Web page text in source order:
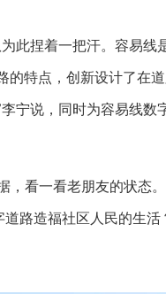
捏着一把汗。容易线
特点，创新设计了在
宁说，同时为容易线
看一看老朋友的状态
路造福社区人民的生活